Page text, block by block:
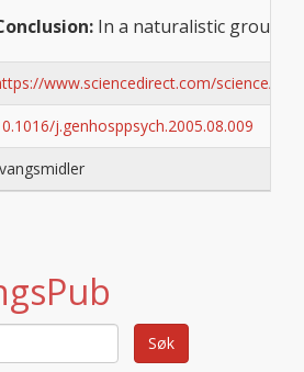
In a naturalistic group
www.sciencedirect.com/science/
j.genhosppsych.2005.08.009